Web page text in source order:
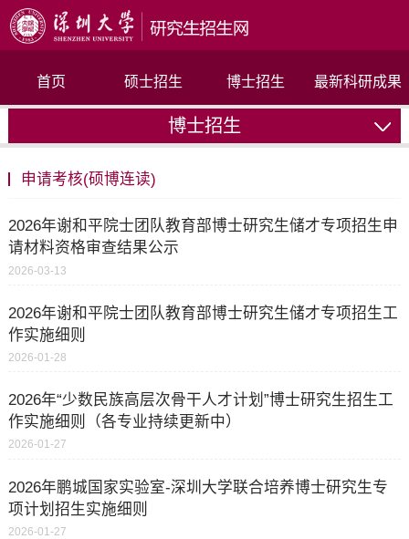
首页 硕士招生 博士招生 最新科研成果
博士招生
申请考核(硕博连读)
2026年谢和平院士团队教育部博士研究生储才专项招生申
请材料资格审查结果公示
2026-03-13
2026年谢和平院士团队教育部博士研究生储才专项招生工
作实施细则
2026-01-28
2026年“少数民族高层次骨干人才计划”博士研究生招生工
作实施细则（各专业持续更新中）
2026-01-27
2026年鹏城国家实验室-深圳大学联合培养博士研究生专
项计划招生实施细则
2026-01-27